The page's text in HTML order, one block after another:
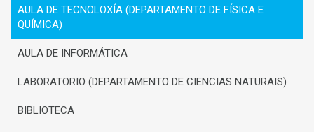
AULA DE TECNOLOXÍA (DEPARTAMENTO DE FÍSICA E
QUÍMICA)
AULA DE INFORMÁTICA
LABORATORIO (DEPARTAMENTO DE CIENCIAS NATURAIS)
BIBLIOTECA